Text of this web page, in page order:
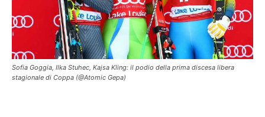
Sofia Goggia, Ilka Stuhec, Kajsa Kling: il podio della prima discesa libera
stagionale di Coppa (@Atomic Gepa)